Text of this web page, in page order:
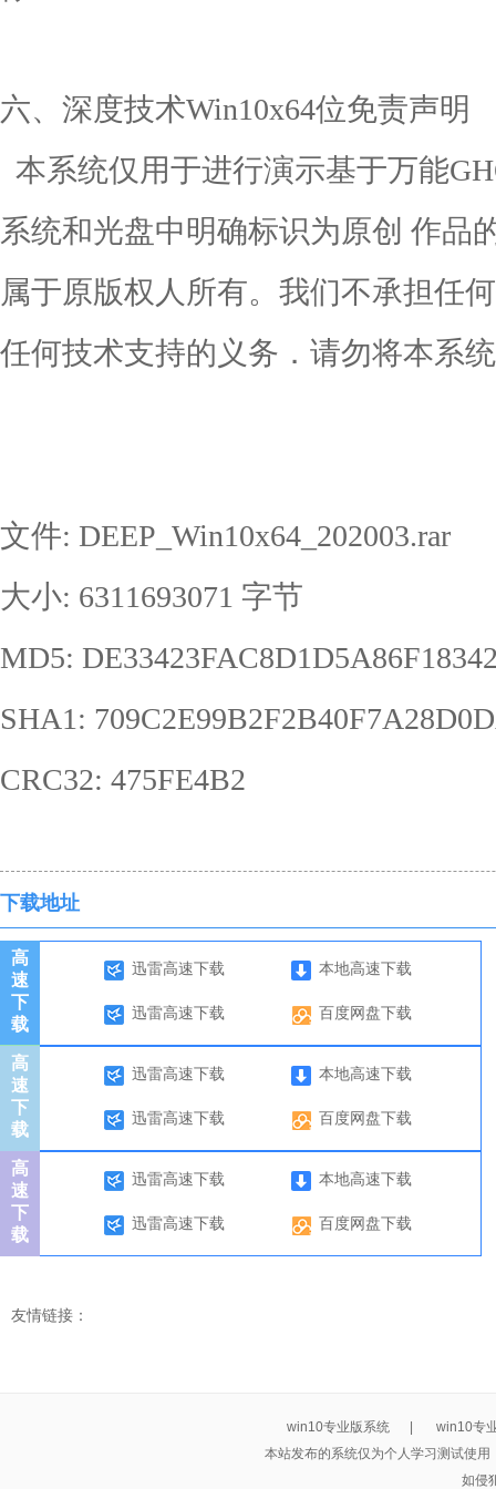
六、深度技术Win10x64位免责声明
本系统仅用于进行演示基于万能
系统和光盘中明确标识为原创 作品
属于原版权人所有。我们不承担任
任何技术支持的义务．请勿将本系
文件: DEEP_Win10x64_202003.rar
大小: 6311693071 字节
MD5:
SHA1:
CRC32: 475FE4B2
下载地址
高
速
下
载
迅雷高速下载 本地高速下载
迅雷高速下载 百度网盘下载
高
速
下
载
迅雷高速下载 本地高速下载
迅雷高速下载 百度网盘下载
高
速
下
载
迅雷高速下载 本地高速下载
迅雷高速下载 百度网盘下载
友情链接：
win10专业版系统 |
win10专
本站发布的系统仅为个人学习测试使
如侵